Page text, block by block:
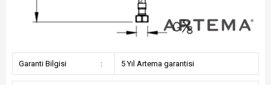
Garanti Bilgisi : 5 Yıl Artema garantisi